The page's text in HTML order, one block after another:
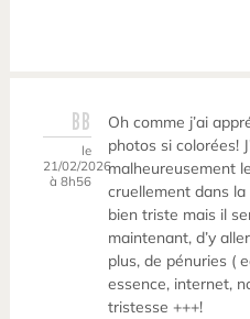
BB
le
21/02/2026
à 8h56
Oh comme j’ai
photos si colorées!
malheureusement
cruellement dans la
bien triste mais il
maintenant, d’y
plus, de pénuries (
essence, internet,
tristesse +++!